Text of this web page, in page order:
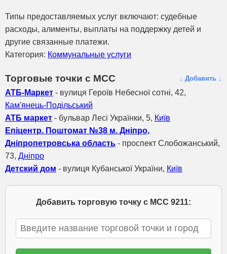
Типы предоставляемых услуг включают: судебные
расходы, алименты, выплаты на поддержку детей и
другие связанные платежи.
Категория: Коммунальные услуги
Торговые точки с МСС ↓ Добавить ↓
АТБ-Маркет - вулиця Героїв Небесної сотні, 42,
Кам'янець-Подільський
АТБ маркет - бульвар Лесі Українки, 5, Київ
Епіцентр. Поштомат №38 м. Дніпро,
Дніпропетровська область - проспект Слобожанський,
73, Дніпро
Детский дом - вулиця Кубанської України, Київ
Добавить торговую точку с МСС 9211: